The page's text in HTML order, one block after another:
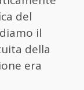
del
il
della
era